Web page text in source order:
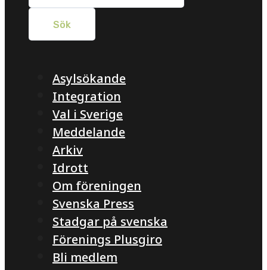
Asylsökande
Integration
Val i Sverige
Meddelande
Arkiv
Idrott
Om föreningen
Svenska Press
Stadgar på svenska
Förenings Plusgiro
Bli medlem